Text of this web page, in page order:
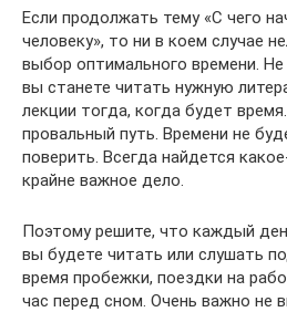
Если продолжать тему «С чего
человеку», то ни в коем случае
выбор оптимального времени.
вы станете читать нужную
лекции тогда, когда будет
провальный путь. Времени не
поверить. Всегда найдется
крайне важное дело.
Поэтому решите, что каждый
вы будете читать или слушать
время пробежки, поездки на
час перед сном. Очень важно не